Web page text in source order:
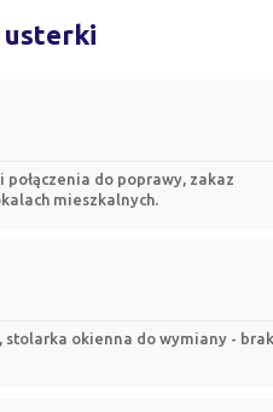
usterki
połączenia do poprawy, zakaz
mieszkalnych.
okienna do wymiany - brak